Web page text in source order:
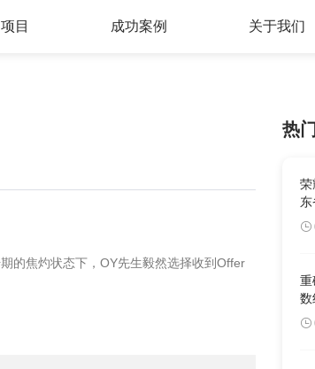
目 成功案例 关于我们
的焦灼状态下，OY先生毅然选择收到Offer
热
荣
重
数